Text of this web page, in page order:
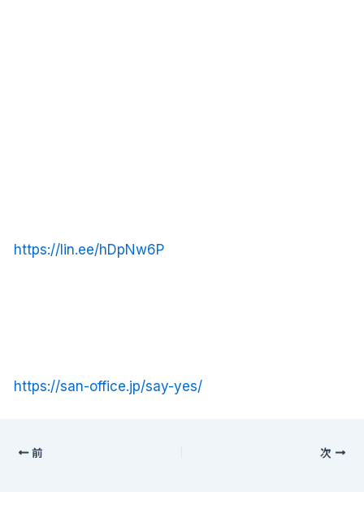
https://lin.ee/hDpNw6P
https://san-office.jp/say-yes/
前 次